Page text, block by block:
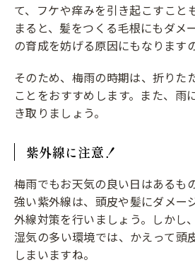
て、フケや痒みを引き起こすこと
まると、髪をつくる毛根にもダメ
の育成を妨げる原因にもなります
そのため、梅雨の時期は、折りた
ことをおすすめします。また、雨
き取りましょう。
紫外線に注意！
梅雨でもお天気の良い日はあるも
強い紫外線は、頭皮や髪にダメー
外線対策を行いましょう。しかし
湿気の多い環境では、かえって頭
しまいますね。